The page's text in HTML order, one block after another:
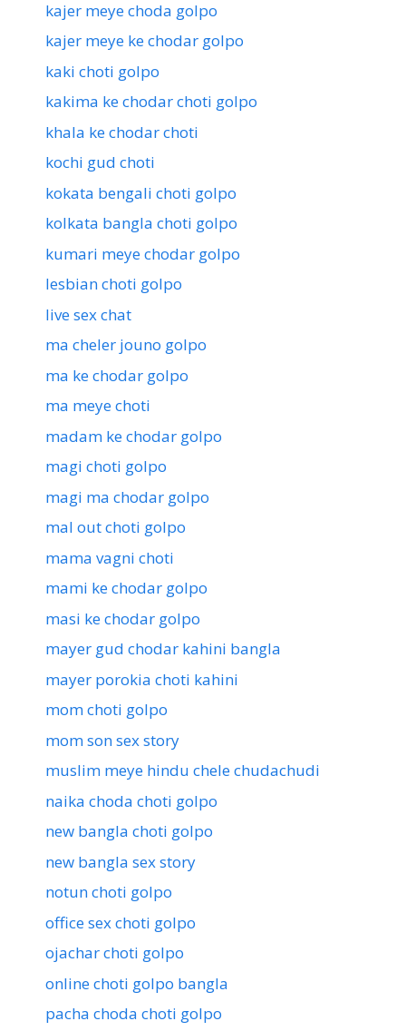
kajer meye choda golpo
kajer meye ke chodar golpo
kaki choti golpo
kakima ke chodar choti golpo
khala ke chodar choti
kochi gud choti
kokata bengali choti golpo
kolkata bangla choti golpo
kumari meye chodar golpo
lesbian choti golpo
live sex chat
ma cheler jouno golpo
ma ke chodar golpo
ma meye choti
madam ke chodar golpo
magi choti golpo
magi ma chodar golpo
mal out choti golpo
mama vagni choti
mami ke chodar golpo
masi ke chodar golpo
mayer gud chodar kahini bangla
mayer porokia choti kahini
mom choti golpo
mom son sex story
muslim meye hindu chele chudachudi
naika choda choti golpo
new bangla choti golpo
new bangla sex story
notun choti golpo
office sex choti golpo
ojachar choti golpo
online choti golpo bangla
pacha choda choti golpo